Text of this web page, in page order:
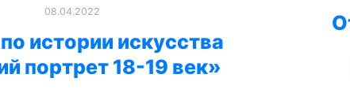
08.04.2022
истории искусства
портрет 18-19 век»